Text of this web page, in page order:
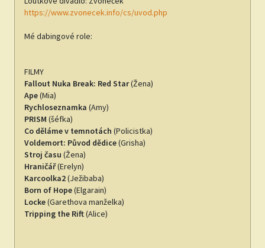
https://www.zvonecek.info/cs/uvod.php
Mé dabingové role:
FILMY
Fallout Nuka Break: Red Star(Žena)
Ape(Mia)
Rychloseznamka (Amy)
PRISM (šéfka)
Co děláme v temnotách (Policistka)
Voldemort: Původ dědice(Grisha)
Stroj času (Žena)
Hraničář(Erelyn)
Karcoolka2(Ježibaba)
Born of Hope(Elgarain)
Locke(Garethova manželka)
Tripping the Rift(Alice)